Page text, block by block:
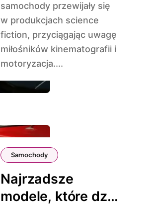
samochody przewijały się
w produkcjach science
fiction, przyciągając uwagę
miłośników kinematografii i
motoryzacja....
Samochody
Najrzadsze
modele, które dziś